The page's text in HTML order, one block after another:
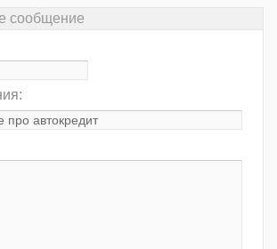
сообщение